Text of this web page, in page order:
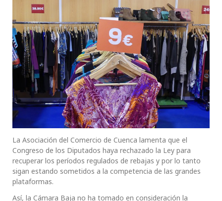
La Asociación del Comercio de Cuenca lamenta que el
Congreso de los Diputados haya rechazado la Ley para
recuperar los períodos regulados de rebajas y por lo tanto
sigan estando sometidos a la competencia de las grandes
plataformas.
Así, la Cámara Baja no ha tomado en consideración la